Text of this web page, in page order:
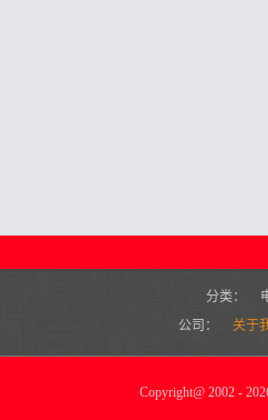
分类：
公司：
关于
Copyright@2002 -